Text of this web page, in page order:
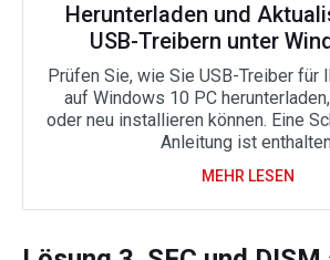
Herunterladen und
USB-Treibern unter
Prüfen Sie, wie Sie USB-Treiber für
auf Windows 10 PC
oder neu installieren können. Eine
Anleitung ist
MEHR LESEN